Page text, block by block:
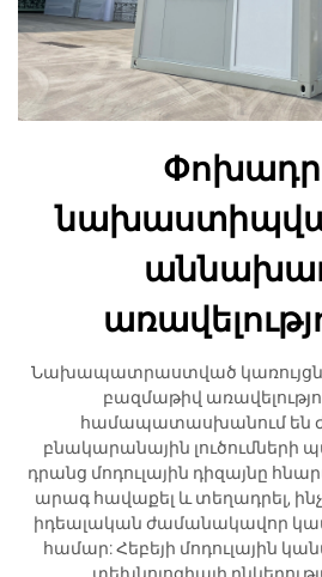
Նախապատրաստված
բազմաթիվ
համապատասխանում են
բնակարանային լուծումների
դրանց մոդուլային դիզայնը
արագ հավաքել և տեղադրել,
իդեալական ժամանակավոր
համար: Հեբեյի մոդուլային